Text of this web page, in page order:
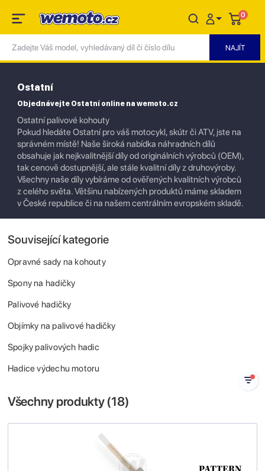
0
Ostatní
Objednávejte Ostatní online na wemoto.cz
Ostatní palivové kohouty
Pokud hledáte Ostatní pro váš motocykl, skútr či ATV, jste na
správném místě! Naše široká nabídka náhradních dílů
obsahuje jak nejkvalitnější díly od originálních výrobců (OEM),
tak cenově dostupnější, ale stále kvalitní díly z druhovýroby.
Všechny naše díly vybíráme od ověřených kvalitních výrobců
z celého světa. Většinu nabízených produktů máme skladem
v České republice či na našem centrálním evropském skladě.
Související kategorie
Opravné sady na kohouty
Spony na hadičky
Palivové hadičky
Objímky na palivové hadičky
Spojky palivových hadic
Hadice výdechu motoru
Všechny produkty (18)